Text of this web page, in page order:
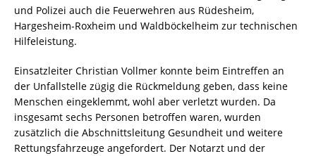
und Polizei auch die Feuerwehren aus Rüdesheim,
Hargesheim-Roxheim und Waldböckelheim zur technischen
Hilfeleistung.
Einsatzleiter Christian Vollmer konnte beim Eintreffen an
der Unfallstelle zügig die Rückmeldung geben, dass keine
Menschen eingeklemmt, wohl aber verletzt wurden. Da
insgesamt sechs Personen betroffen waren, wurden
zusätzlich die Abschnittsleitung Gesundheit und weitere
Rettungsfahrzeuge angefordert. Der Notarzt und der